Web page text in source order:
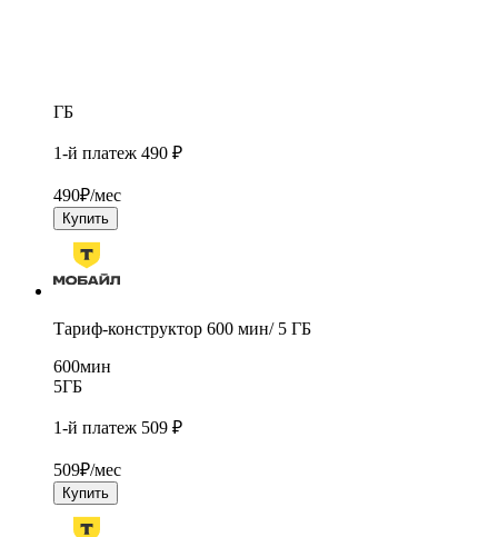
ГБ
1-й платеж 490 ₽
490₽/мес
Купить
Тариф-конструктор 600 мин/ 5 ГБ
600мин
5ГБ
1-й платеж 509 ₽
509₽/мес
Купить